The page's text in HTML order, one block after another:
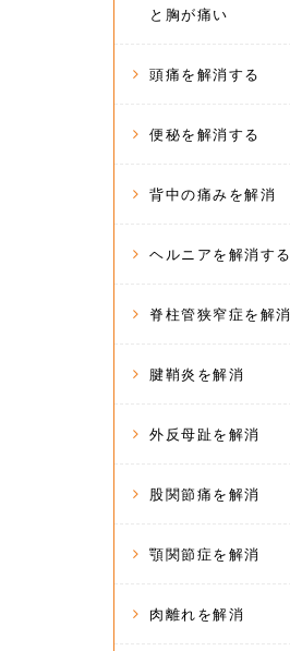
と胸が痛い
頭痛を解消する
便秘を解消する
背中の痛みを解消
ヘルニアを解消する
脊柱管狭窄症を解消
腱鞘炎を解消
外反母趾を解消
股関節痛を解消
顎関節症を解消
肉離れを解消